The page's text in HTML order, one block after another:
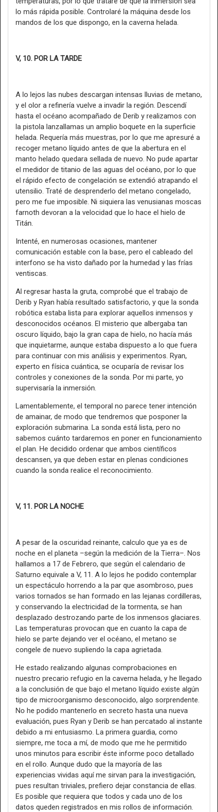
lo más rápida posible. Controlaré la máquina desde los
mandos de los que dispongo, en la caverna helada.
V, 10. POR LA TARDE
A lo lejos las nubes descargan intensas lluvias de metano,
y el olor a refinería vuelve a invadir la región. Descendí
hasta el océano acompañado de Derib y realizamos con
la pistola lanzallamas un amplio boquete en la superficie
helada. Requería más muestras, por lo que me apresuré a
recoger metano líquido antes de que la abertura en el
manto helado quedara sellada de nuevo. No pude apartar
el medidor de titanio de las aguas del océano, por lo que
el rápido efecto de congelación se extendió atrapando el
utensilio. Traté de desprenderlo del metano congelado,
pero me fue imposible. Ni siquiera las venusianas moscas
farnoth devoran a la velocidad que lo hace el hielo de
Titán.
Intenté, en numerosas ocasiones, mantener
comunicación estable con la base, pero el cableado del
interfono se ha visto dañado por la humedad y las frías
ventiscas.
Al regresar hasta la gruta, comprobé que el trabajo de
Derib y Ryan había resultado satisfactorio, y que la sonda
robótica estaba lista para explorar aquellos inmensos y
desconocidos océanos. El misterio que albergaba tan
oscuro líquido, bajo la gran capa de hielo, no hacía más
que inquietarme, aunque estaba dispuesto a lo que fuera
para continuar con mis análisis y experimentos. Ryan,
experto en física cuántica, se ocuparía de revisar los
controles y conexiones de la sonda. Por mi parte, yo
supervisaría la inmersión.
Lamentablemente, el temporal no parece tener intención
de amainar, de modo que tendremos que posponer la
exploración submarina. La sonda está lista, pero no
sabemos cuánto tardaremos en poner en funcionamiento
el plan. He decidido ordenar que ambos científicos
descansen, ya que deben estar en plenas condiciones
cuando la sonda realice el reconocimiento.
V, 11. POR LA NOCHE
A pesar de la oscuridad reinante, calculo que ya es de
noche en el planeta –según la medición de la Tierra–. Nos
hallamos a 17 de Febrero, que según el calendario de
Saturno equivale a V, 11. A lo lejos he podido contemplar
un espectáculo horrendo a la par que asombroso, pues
varios tornados se han formado en las lejanas cordilleras,
y conservando la electricidad de la tormenta, se han
desplazado destrozando parte de los inmensos glaciares.
Las temperaturas provocan que en cuanto la capa de
hielo se parte dejando ver el océano, el metano se
congele de nuevo supliendo la capa agrietada.
He estado realizando algunas comprobaciones en
nuestro precario refugio en la caverna helada, y he llegado
a la conclusión de que bajo el metano líquido existe algún
tipo de microorganismo desconocido, algo sorprendente.
No he podido mantenerlo en secreto hasta una nueva
evaluación, pues Ryan y Derib se han percatado al instante
debido a mi entusiasmo. La primera guardia, como
siempre, me toca a mí, de modo que me he permitido
unos minutos para escribir éste informe poco detallado
en el rollo. Aunque dudo que la mayoría de las
experiencias vividas aquí me sirvan para la investigación,
pues resultan triviales, prefiero dejar constancia de ellas.
Es posible que requiera que todos y cada uno de los
datos queden registrados en mis rollos de información.